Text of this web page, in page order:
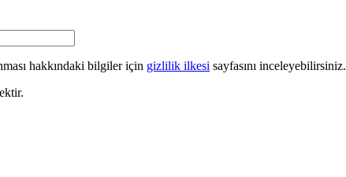
hakkındaki bilgiler için gizlilik ilkesi sayfasını inceleyebilirsiniz.